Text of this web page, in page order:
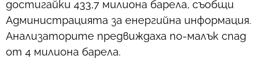
достигайки 433,7 милиона барела, съобщи
Администрацията за енергийна информация.
Анализаторите предвиждаха по-малък спад
от 4 милиона барела.